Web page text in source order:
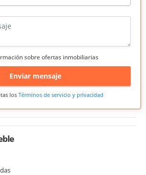
sobre ofertas inmobiliarias
Enviar mensaje
los Términos de servicio y privacidad